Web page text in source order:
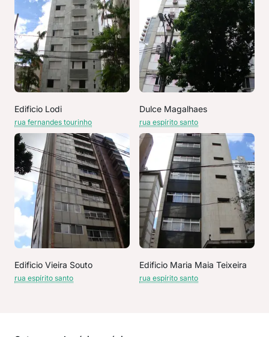
Edificio Lodi
rua fernandes tourinho
Dulce Magalhaes
rua espírito santo
Edificio Vieira Souto
rua espírito santo
Edificio Maria Maia Teixeira
rua espírito santo